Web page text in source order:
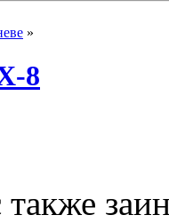
»
8